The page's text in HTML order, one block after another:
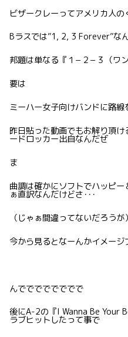
ビザークレーってアメリカ人
Bラスでは”1, 2, 3 Forever”な
邦題は単なる『１−２−３（ワ
要は
ミーハー女子向けバンドに路
昨日貼った動画でもお解り頂
ードロッカー出自なんだぜ
ま
曲調は確かにソフトでハッピ
ぁ直訳なんだけどさ･･･
（じゃぁ間違ってないだろうが）
今から見るとなーんかイメー
んでででででででで
後にA-2の『I Wanna Be Your
ラブヒットしたって事で